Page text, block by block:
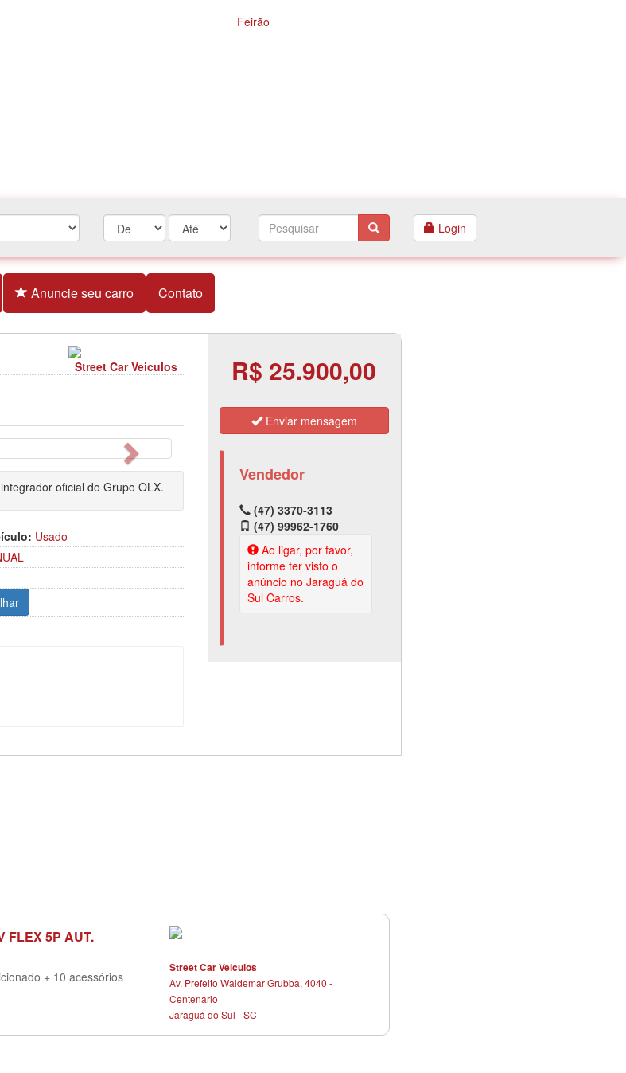
Login
Anuncie seu carro Contato
Street Car Veiculos
Próximo
oficial do Grupo OLX.
Usado
R$ 25.900,00
Enviar mensagem
Vendedor
(47) 3370-3113
(47) 99962-1760
Ao ligar, por favor,
informe ter visto o
anúncio no Jaraguá do
Sul Carros.
FLEX 5P AUT.
+ 10 acessórios
Street Car Veiculos
Av. Prefeito Waldemar Grubba, 4040 -
Centenario
Jaraguá do Sul - SC